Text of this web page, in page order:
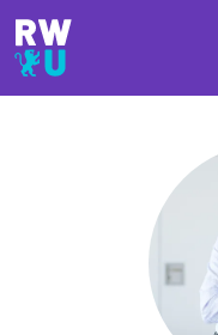
Direkt zum Inhalt
Direkt zur Hauptnavigation
Direkt zum Fußbereich